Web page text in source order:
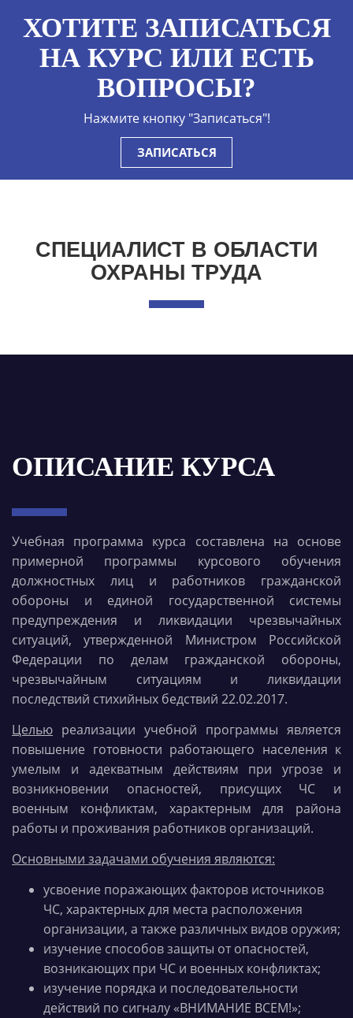
ХОТИТЕ ЗАПИСАТЬСЯ
НА КУРС ИЛИ ЕСТЬ
ВОПРОСЫ?
Нажмите кнопку "Записаться"!
ЗАПИСАТЬСЯ
СПЕЦИАЛИСТ В ОБЛАСТИ
ОХРАНЫ ТРУДА
ОПИСАНИЕ КУРСА
Учебная программа курса составлена на основе
примерной программы курсового обучения
должностных лиц и работников гражданской
обороны и единой государственной системы
предупреждения и ликвидации чрезвычайных
ситуаций, утвержденной Министром Российской
Федерации по делам гражданской обороны,
чрезвычайным ситуациям и ликвидации
последствий стихийных бедствий 22.02.2017.
Целью реализации учебной программы является
повышение готовности работающего населения к
умелым и адекватным действиям при угрозе и
возникновении опасностей, присущих ЧС и
военным конфликтам, характерным для района
работы и проживания работников организаций.
Основными задачами обучения являются:
усвоение поражающих факторов источников
ЧС, характерных для места расположения
организации, а также различных видов оружия;
изучение способов защиты от опасностей,
возникающих при ЧС и военных конфликтах;
изучение порядка и последовательности
действий по сигналу «ВНИМАНИЕ ВСЕМ!»;